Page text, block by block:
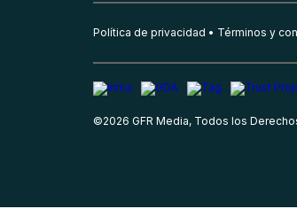
Política de privacidad Términos y
©2026 GFR Media, Todos los